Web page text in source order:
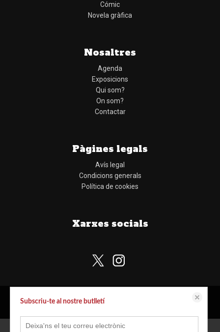
Cómic
Novela gràfica
Nosaltres
Agenda
Exposicions
Qui som?
On som?
Contactar
Pàgines legals
Avís legal
Condicions generals
Política de cookies
Xarxes socials
Aquest lloc web emmagatzema dades com galetes per habilitar la funcionalitat
configuració en qualsevol moment o acceptar els paràmetres per defecte.
política de cookies
Subscriu-te al nostre butlletí